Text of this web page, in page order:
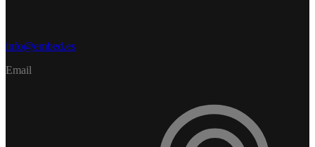
info@embed.es
Email